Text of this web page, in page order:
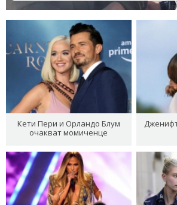
Кети Пери и Орландо Блум
очакват момиченце